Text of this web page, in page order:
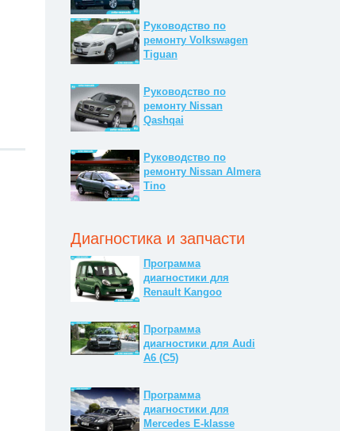
Руководство по
ремонту Volkswagen
Tiguan
Руководство по
ремонту Nissan
Qashqai
Руководство по
ремонту Nissan Almera
Tino
Диагностика и запчасти
Программа
диагностики для
Renault Kangoo
Программа
диагностики для Audi
A6 (C5)
Программа
диагностики для
Mercedes E-klasse